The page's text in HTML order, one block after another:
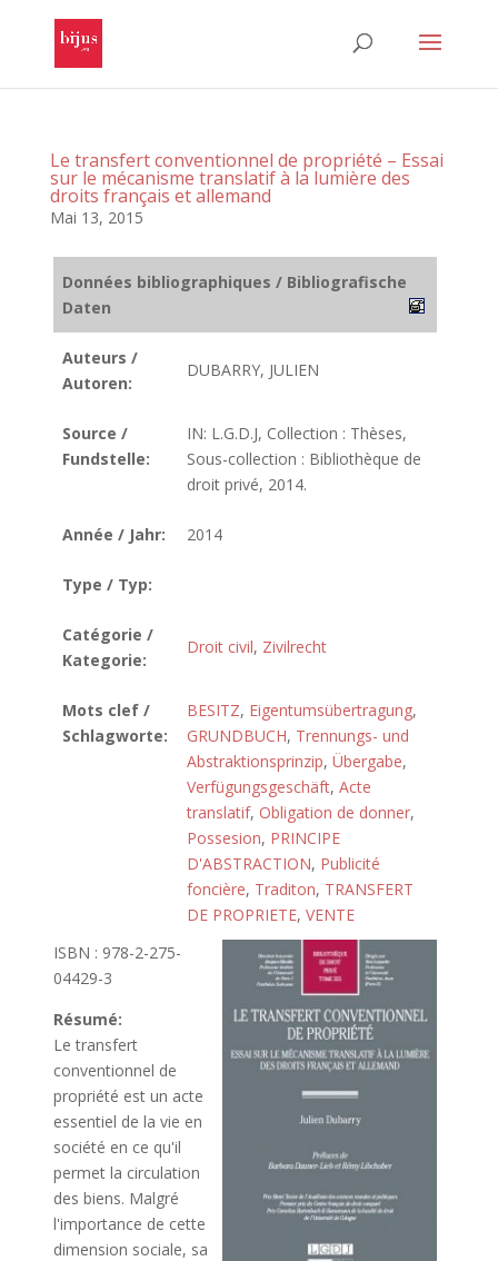
Le transfert conventionnel de propriété – Essai
sur le mécanisme translatif à la lumière des
droits français et allemand
Mai 13, 2015
Données bibliographiques / Bibliografische
Daten
Auteurs /
Autoren:
DUBARRY, JULIEN
Source /
Fundstelle:
IN: L.G.D.J, Collection : Thèses,
Sous-collection : Bibliothèque de
droit privé, 2014.
Année / Jahr: 2014
Type / Typ:
Catégorie /
Kategorie:
Droit civil, Zivilrecht
Mots clef /
Schlagworte:
BESITZ, Eigentumsübertragung,
GRUNDBUCH, Trennungs- und
Abstraktionsprinzip, Übergabe,
Verfügungsgeschäft, Acte
translatif, Obligation de donner,
Possesion, PRINCIPE
D'ABSTRACTION, Publicité
foncière, Traditon, TRANSFERT
DE PROPRIETE, VENTE
ISBN : 978-2-275-
04429-3
Résumé:
Le transfert
conventionnel de
propriété est un acte
essentiel de la vie en
société en ce qu'il
permet la circulation
des biens. Malgré
l'importance de cette
dimension sociale, sa